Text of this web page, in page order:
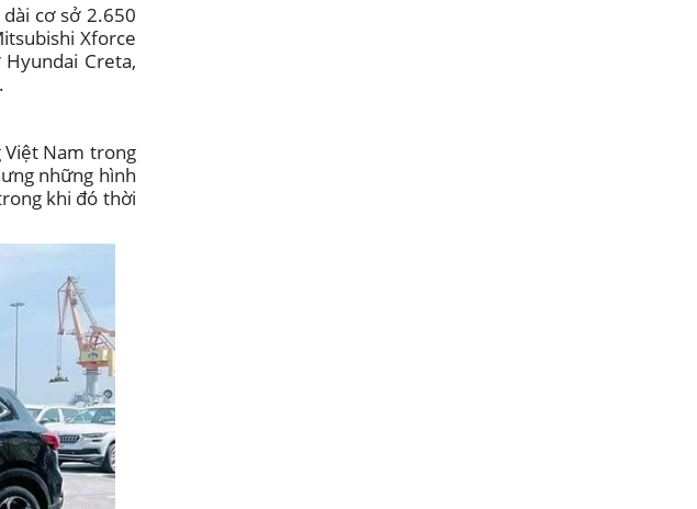
cơ sở 2.650
Xforce
Creta,
Việt Nam trong
những hình
khi đó thời